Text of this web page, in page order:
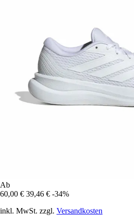
Ab
60,00 € 39,46 € -34%
inkl. MwSt. zzgl. Versandkosten